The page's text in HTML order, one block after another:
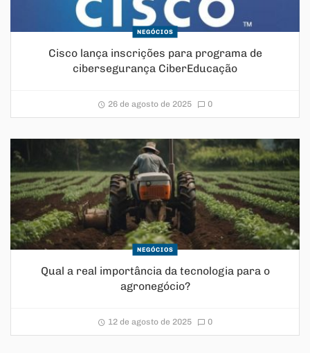
NEGÓCIOS
Cisco lança inscrições para programa de
cibersegurança CiberEducação
26 de agosto de 2025 0
NEGÓCIOS
Qual a real importância da tecnologia para o
agronegócio?
12 de agosto de 2025 0